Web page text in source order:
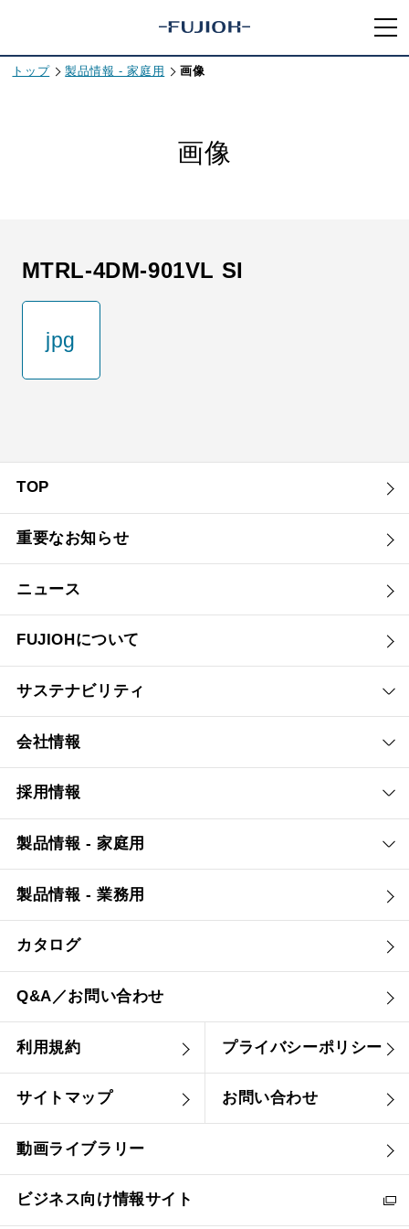
トップ 製品情報 - 家庭用 画像
画像
MTRL-4DM-901VL SI
jpg
TOP
重要なお知らせ
ニュース
FUJIOHについて
サステナビリティ
会社情報
採用情報
製品情報 - 家庭用
製品情報 - 業務用
カタログ
Q&A／お問い合わせ
利用規約 プライバシーポリシー
サイトマップ お問い合わせ
動画ライブラリー
ビジネス向け情報サイト